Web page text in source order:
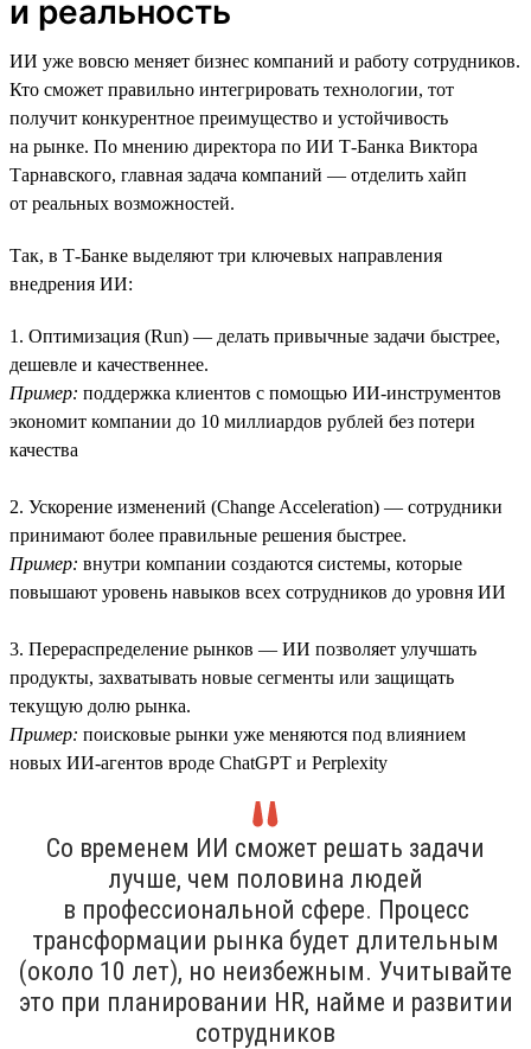
и реальность
ИИ уже вовсю меняет бизнес компаний и работу сотрудников.
Кто сможет правильно интегрировать технологии, тот
получит конкурентное преимущество и устойчивость
на рынке. По мнению директора по ИИ Т-Банка Виктора
Тарнавского, главная задача компаний — отделить хайп
от реальных возможностей.
Так, в Т-Банке выделяют три ключевых направления
внедрения ИИ:
1. Оптимизация (Run) — делать привычные задачи быстрее,
дешевле и качественнее.
Пример: поддержка клиентов с помощью ИИ-инструментов
экономит компании до 10 миллиардов рублей без потери
качества
2. Ускорение изменений (Change Acceleration) — сотрудники
принимают более правильные решения быстрее.
Пример: внутри компании создаются системы, которые
повышают уровень навыков всех сотрудников до уровня ИИ
3. Перераспределение рынков — ИИ позволяет улучшать
продукты, захватывать новые сегменты или защищать
текущую долю рынка.
Пример: поисковые рынки уже меняются под влиянием
новых ИИ-агентов вроде ChatGPT и Perplexity
Со временем ИИ сможет решать задачи
лучше, чем половина людей
в профессиональной сфере. Процесс
трансформации рынка будет длительным
(около 10 лет), но неизбежным. Учитывайте
это при планировании HR, найме и развитии
сотрудников